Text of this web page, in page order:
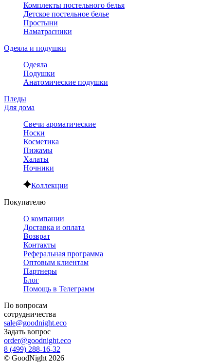
Комплекты постельного белья
Детское постельное белье
Простыни
Наматрасники
Одеяла и подушки
Одеяла
Подушки
Анатомические подушки
Пледы
Для дома
Свечи ароматические
Носки
Косметика
Пижамы
Халаты
Ночники
Коллекции
Покупателю
О компании
Доставка и оплата
Возврат
Контакты
Реферальная программа
Оптовым клиентам
Партнеры
Блог
Помощь в Телеграмм
По вопросам
сотрудничества
sale@goodnight.eco
Задать вопрос
order@goodnight.eco
8 (499) 288-16-32
© GoodNight 2026